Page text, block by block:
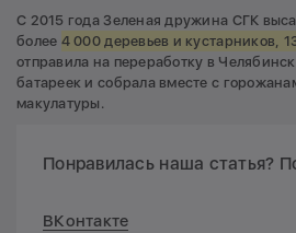
С 2015 года Зеленая дружина СГК
более 4 000 деревьев и кустарников,
отправила на переработку в
батареек и собрала вместе с
макулатуры.
Понравилась наша статья?
ВКонтакте